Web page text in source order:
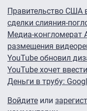
Правительство США
сделки слияния-
Медиа-конгломерат
размещения
YouTube обновил
YouTube хочет
Деньги в трубу:
Войдите или